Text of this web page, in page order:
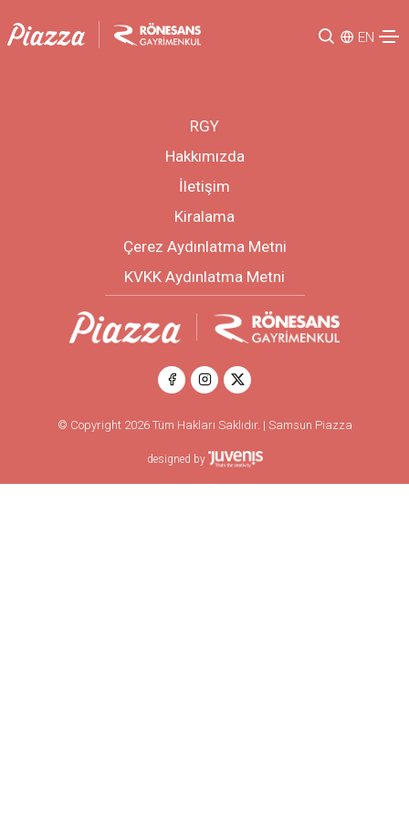
EN
RGY
Hakkımızda
İletişim
Kiralama
Çerez Aydınlatma Metni
KVKK Aydınlatma Metni
© Copyright 2026 Tüm Hakları Saklıdır. | Samsun Piazza
designed by